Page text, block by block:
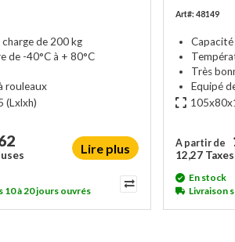
de 200 kg
de -40°C à + 80°C
rouleaux
(Lxlxh)
Lire plus
10 à 20 jours ouvrés
Art#: 48149
Très
Equipé
A partir de
12,27
En stock
Livraison